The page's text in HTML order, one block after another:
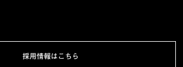
採用情報はこちら